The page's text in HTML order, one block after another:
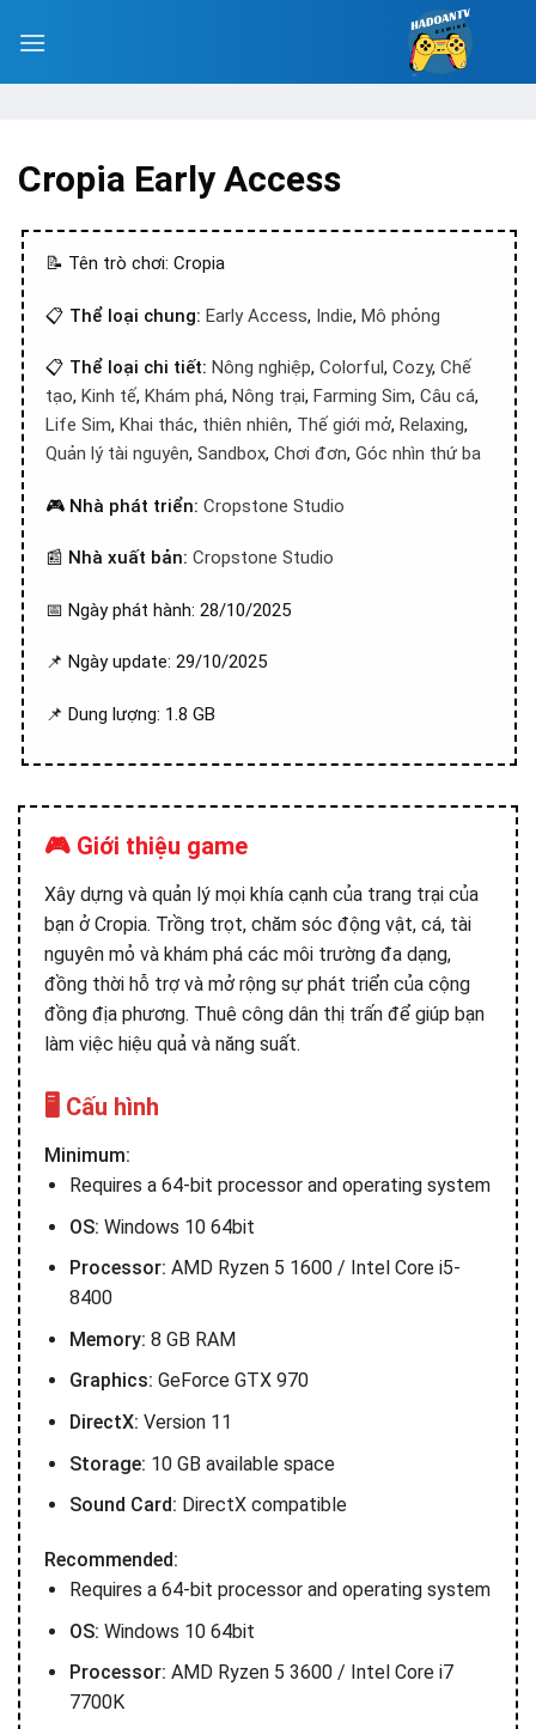
Cropia Early Access
📝 Tên trò chơi: Cropia
📋 Thể loại chung: Early Access, Indie, Mô phỏng
📋 Thể loại chi tiết: Nông nghiệp, Colorful, Cozy, Chế
tạo, Kinh tế, Khám phá, Nông trại, Farming Sim, Câu cá,
Life Sim, Khai thác, thiên nhiên, Thế giới mở, Relaxing,
Quản lý tài nguyên, Sandbox, Chơi đơn, Góc nhìn thứ ba
🎮 Nhà phát triển: Cropstone Studio
📰 Nhà xuất bản: Cropstone Studio
📅 Ngày phát hành: 28/10/2025
📌 Ngày update: 29/10/2025
📌 Dung lượng: 1.8 GB
🎮 Giới thiệu game
Xây dựng và quản lý mọi khía cạnh của trang trại của
bạn ở Cropia. Trồng trọt, chăm sóc động vật, cá, tài
nguyên mỏ và khám phá các môi trường đa dạng,
đồng thời hỗ trợ và mở rộng sự phát triển của cộng
đồng địa phương. Thuê công dân thị trấn để giúp bạn
làm việc hiệu quả và năng suất.
🖥️ Cấu hình
Minimum:
Requires a 64-bit processor and operating system
OS: Windows 10 64bit
Processor: AMD Ryzen 5 1600 / Intel Core i5-
8400
Memory: 8 GB RAM
Graphics: GeForce GTX 970
DirectX: Version 11
Storage: 10 GB available space
Sound Card: DirectX compatible
Recommended:
Requires a 64-bit processor and operating system
OS: Windows 10 64bit
Processor: AMD Ryzen 5 3600 / Intel Core i7
7700K